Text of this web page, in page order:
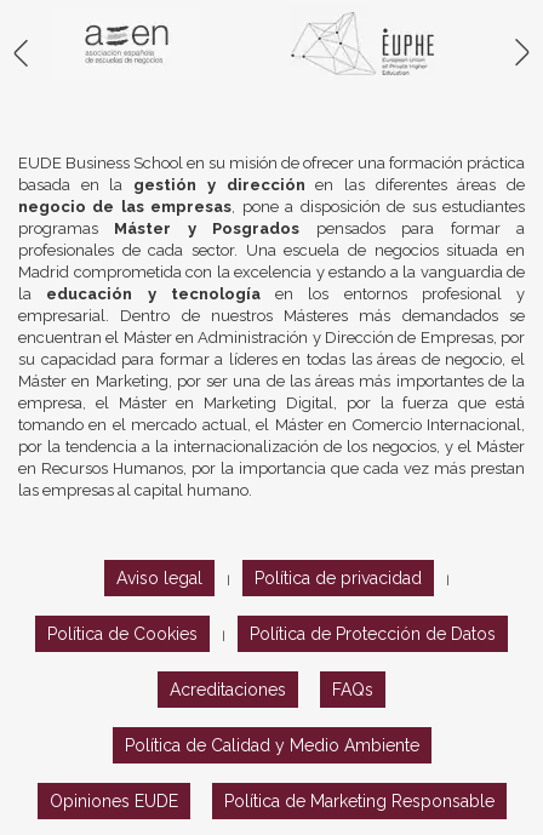
EUDE Business School en su misión de ofrecer una formación práctica
basada en la gestión y dirección en las diferentes áreas de
negocio de las empresas , pone a disposición de sus estudiantes
programas Máster y Posgrados pensados para formar a
profesionales de cada sector. Una escuela de negocios situada en
Madrid comprometida con la excelencia y estando a la vanguardia de
la educación y tecnologíaen los entornos profesional y
empresarial. Dentro de nuestros Másteres más demandados se
encuentran el Máster en Administración y Dirección de Empresas, por
su capacidad para formar a líderes en todas las áreas de negocio, el
Máster en Marketing, por ser una de las áreas más importantes de la
empresa, el Máster en Marketing Digital, por la fuerza que está
tomando en el mercado actual, el Máster en Comercio Internacional,
por la tendencia a la internacionalización de los negocios, y el Máster
en Recursos Humanos, por la importancia que cada vez más prestan
las empresas al capital humano.
Aviso legal Política de privacidad
Política de Cookies Política de Protección de Datos
Acreditaciones FAQs
Política de Calidad y Medio Ambiente
Opiniones EUDE Política de Marketing Responsable